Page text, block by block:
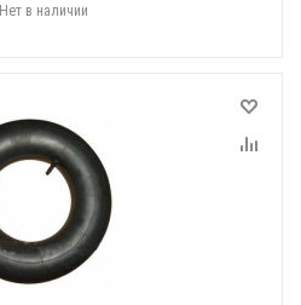
Нет в наличии